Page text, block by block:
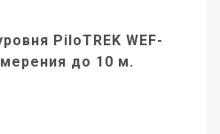
PiloTREK WEF-
до 10 м.